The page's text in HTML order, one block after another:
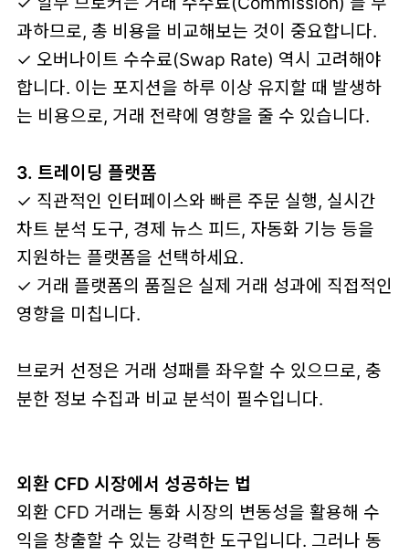
과하므로, 총 비용을 비교해보는 것이 중요합니다.
✓ 오버나이트 수수료(Swap Rate) 역시 고려해야
합니다. 이는 포지션을 하루 이상 유지할 때 발생하
는 비용으로, 거래 전략에 영향을 줄 수 있습니다.
3. 트레이딩 플랫폼
✓ 직관적인 인터페이스와 빠른 주문 실행, 실시간
차트 분석 도구, 경제 뉴스 피드, 자동화 기능 등을
지원하는 플랫폼을 선택하세요.
✓ 거래 플랫폼의 품질은 실제 거래 성과에 직접적인
영향을 미칩니다.
브로커 선정은 거래 성패를 좌우할 수 있으므로, 충
분한 정보 수집과 비교 분석이 필수입니다.
외환 CFD 시장에서 성공하는 법
외환 CFD 거래는 통화 시장의 변동성을 활용해 수
익을 창출할 수 있는 강력한 도구입니다. 그러나 동